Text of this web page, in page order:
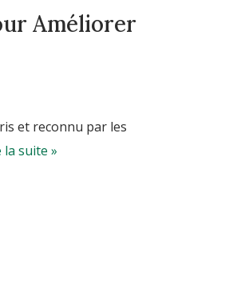
Améliorer
et reconnu par les
la suite »